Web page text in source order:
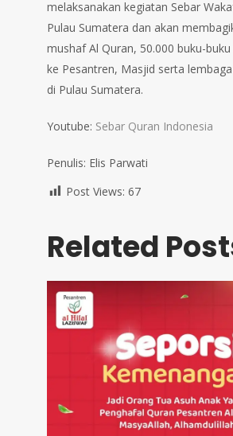
melaksanakan kegiatan Sebar
Pulau Sumatera dan akan
mushaf Al Quran, 50.000 buku-
ke Pesantren, Masjid serta
di Pulau Sumatera.
Youtube: Sebar Quran Indonesia
Penulis: Elis Parwati
Post Views: 67
Related